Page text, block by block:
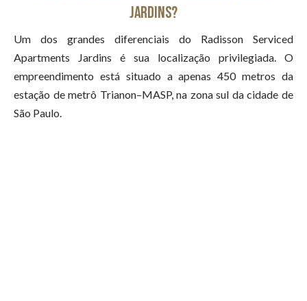
Jardins?
Um dos grandes diferenciais do Radisson Serviced
Apartments Jardins é sua localização privilegiada. O
empreendimento está situado a apenas 450 metros da
estação de metrô Trianon–MASP, na zona sul da cidade de
São Paulo.